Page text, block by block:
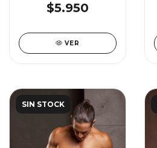
$5.950
VER
SIN STOCK